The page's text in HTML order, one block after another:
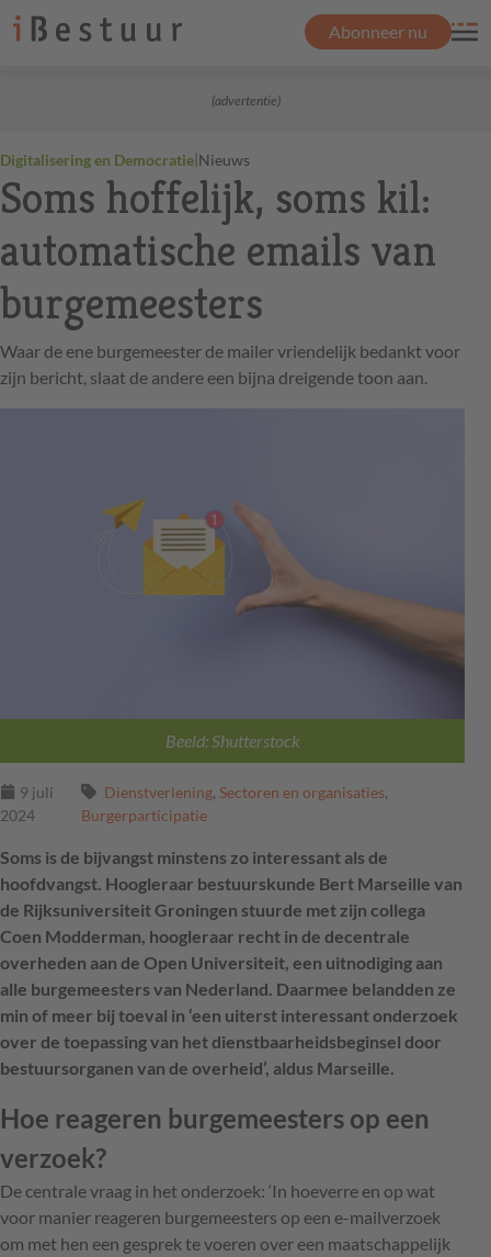
Abonneer nu
(advertentie)
Digitalisering en Democratie|Nieuws
Soms hoffelijk, soms kil:
automatische emails van
burgemeesters
Waar de ene burgemeester de mailer vriendelijk bedankt voor
zijn bericht, slaat de andere een bijna dreigende toon aan.
Beeld: Shutterstock
9 juli
2024
Dienstverlening, Sectoren en organisaties,
Burgerparticipatie
Soms is de bijvangst minstens zo interessant als de
hoofdvangst. Hoogleraar bestuurskunde Bert Marseille van
de Rijksuniversiteit Groningen stuurde met zijn collega
Coen Modderman, hoogleraar recht in de decentrale
overheden aan de Open Universiteit, een uitnodiging aan
alle burgemeesters van Nederland. Daarmee belandden ze
min of meer bij toeval in ‘een uiterst interessant onderzoek
over de toepassing van het dienstbaarheidsbeginsel door
bestuursorganen van de overheid’, aldus Marseille.
Hoe reageren burgemeesters op een
verzoek?
De centrale vraag in het onderzoek: ‘In hoeverre en op wat
voor manier reageren burgemeesters op een e-mailverzoek
om met hen een gesprek te voeren over een maatschappelijk